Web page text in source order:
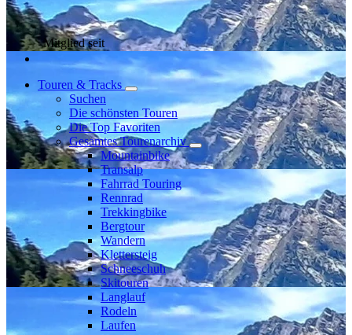
Mitglied seit
Touren & Tracks
Suchen
Die schönsten Touren
Die Top Favoriten
Gesamtes Tourenarchiv
Mountainbike
Transalp
Fahrrad Touring
Rennrad
Trekkingbike
Bergtour
Wandern
Klettersteig
Schneeschuh
Skitouren
Langlauf
Rodeln
Laufen